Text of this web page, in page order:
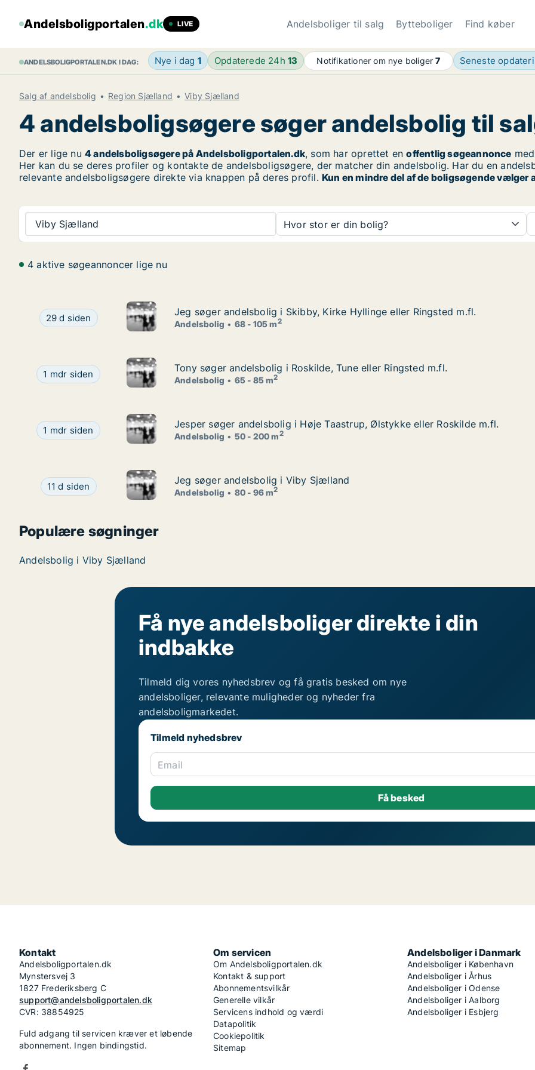
Andelsboligportalen.dk LIVE Andelsboliger til salg Bytteboliger Find køber
ANDELSBOLIGPORTALEN.DK I DAG: Nye i dag 1 Opdaterede 24h13 Notifikationer om nye boliger7 Seneste
Salg af andelsbolig Region Sjælland Viby Sjælland
4 andelsboligsøgere søger andelsbolig til
Der er lige nu 4 andelsboligsøgere på Andelsboligportalen.dk, som har oprettet enoffentlig søgeannonce
Her kan du se deres profiler og kontakte de andelsboligsøgere, der matcher din andelsbolig. Har du en
relevante andelsboligsøgere direkte via knappen på deres profil.Kun en mindre del af de boligsøgende
Viby Sjælland Hvor stor er din bolig?
4 aktive søgeannoncer lige nu
Jeg søger andelsbolig i Skibby, Kirke Hyllinge eller Ringsted m.fl.
29 d siden
Jeg søger andelsbolig i Skibby, Kirke Hyllinge eller Ringsted m.fl.
Jeg søger andelsbolig i Skibby, Kirke Hyllinge eller Ringsted m.fl.
Andelsbolig 68 - 105 m2
Tony søger andelsbolig i Roskilde, Tune eller Ringsted m.fl.
1 mdr siden
Tony søger andelsbolig i Roskilde, Tune eller Ringsted m.fl.
Tony søger andelsbolig i Roskilde, Tune eller Ringsted m.fl.
Andelsbolig 65 - 85 m2
Jesper søger andelsbolig i Høje Taastrup, Ølstykke eller Roskilde m.fl.
1 mdr siden
Jesper søger andelsbolig i Høje Taastrup, Ølstykke eller Roskilde m.fl.
Jesper søger andelsbolig i Høje Taastrup, Ølstykke eller Roskilde m.fl.
Andelsbolig 50 - 200 m2
Jeg søger andelsbolig i Viby Sjælland
11 d siden
Jeg søger andelsbolig i Viby Sjælland
Jeg søger andelsbolig i Viby Sjælland
Andelsbolig 80 - 96 m2
Populære søgninger
Andelsbolig i Viby Sjælland
Få nye andelsboliger direkte i din
indbakke
Tilmeld dig vores nyhedsbrev og få gratis besked om nye
andelsboliger, relevante muligheder og nyheder fra
andelsboligmarkedet.
Tilmeld nyhedsbrev
Email
Kontakt
Andelsboligportalen.dk
Mynstersvej 3
1827 Frederiksberg C
support@andelsboligportalen.dk
CVR: 38854925
Fuld adgang til servicen kræver et løbende
abonnement. Ingen bindingstid.
Om servicen
Om Andelsboligportalen.dk
Kontakt & support
Abonnementsvilkår
Generelle vilkår
Servicens indhold og værdi
Datapolitik
Cookiepolitik
Sitemap
Andelsboliger i Danmark
Andelsboliger i København
Andelsboliger i Århus
Andelsboliger i Odense
Andelsboliger i Aalborg
Andelsboliger i Esbjerg